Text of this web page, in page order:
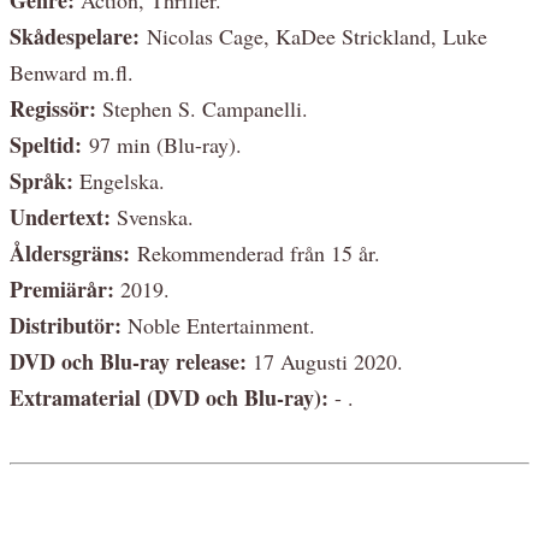
Skådespelare: Nicolas Cage, KaDee Strickland, Luke
Benward m.fl.
Regissör: Stephen S. Campanelli.
Speltid: 97 min (Blu-ray).
Språk: Engelska.
Undertext: Svenska.
Åldersgräns: Rekommenderad från 15 år.
Premiärår: 2019.
Distributör: Noble Entertainment.
DVD och Blu-ray release: 17 Augusti 2020.
Extramaterial (DVD och Blu-ray): - .